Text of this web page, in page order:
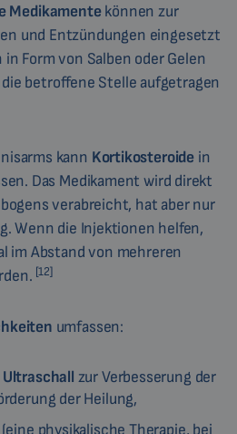
Medikamentekönnen zur
und Entzündungen eingesetzt
Form von Salben oder Gelen
betroffene Stelle aufgetragen
kann Kortikosteroide in
Das Medikament wird direkt
verabreicht, hat aber nur
Wenn die Injektionen helfen,
im Abstand von mehreren
[12]
umfassen:
zur Verbesserung der
der Heilung,